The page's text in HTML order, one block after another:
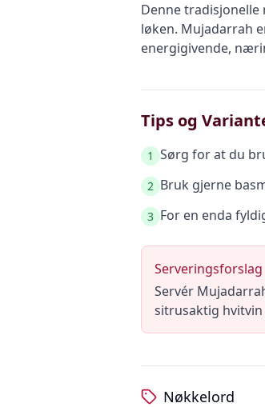
Denne
løken. Mujadarrah
energigivende,
Tips og
1 Sørg for at du
2 Bruk gjerne
3 For en enda
Serveringsforslag
Servér
sitrusaktig
Nøkkelord